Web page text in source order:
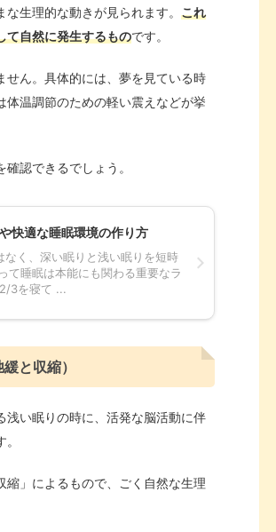
生理的な動きが見られます。 これ
て自然に発生するものです。
せん。具体的には、夢を見ている時
温調節のための軽い震えなどが挙
認できるでしょう。
快適な睡眠環境の作り方
く、深い眠りと浅い眠りを短時
て睡眠は本能にも関わる重要なラ
3を寝て ...
と収縮）
浅い眠りの時に、活発な脳活動に伴
縮」によるもので、ごく自然な生理